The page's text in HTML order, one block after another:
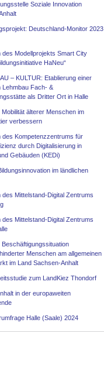
Soziale Innovation
Deutschland-Monitor 2023
des Modellprojekts Smart City
HaNeu“
– KULTUR: Etablierung einer
Lehmbau Fach- &
als Dritter Ort in Halle
Mobilität älterer Menschen im
verbessern
des Kompetenzzentrums für
durch Digitalisierung in
Gebäuden (KEDi)
im ländlichen
des Mittelstand-Digital Zentrums
des Mittelstand-Digital Zentrums
Beschäftigungssituation
Menschen am allgemeinen
im Land Sachsen-Anhalt
zum LandKiez Thondorf
in der europaweiten
Halle (Saale) 2024